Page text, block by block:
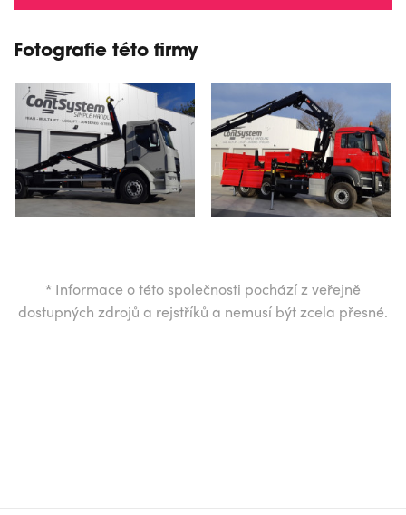
Fotografie této firmy
* Informace o této společnosti pochází z veřejně
dostupných zdrojů a rejstříků a nemusí být zcela přesné.